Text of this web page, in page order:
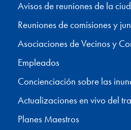
Avisos de reuniones de la
Reuniones de comisiones y
Asociaciones de Vecinos y
Empleados
Concienciación sobre las
Actualizaciones en vivo del
Planes Maestros